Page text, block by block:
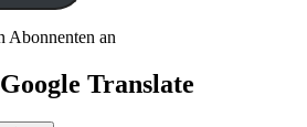
Abonnenten an
Translate